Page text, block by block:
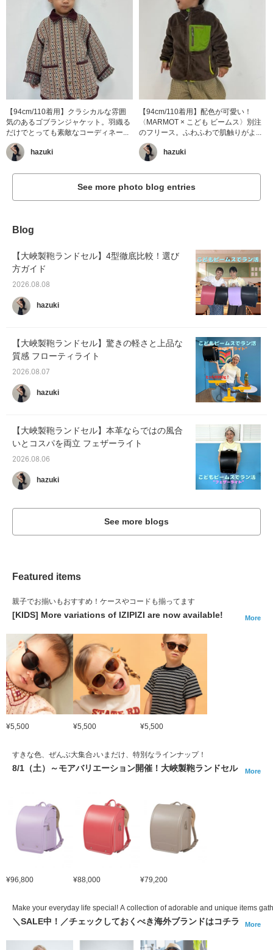
【94cm/110着用】クラシカルな雰囲
気のあるゴブランジャケット。羽織る
だけでとっても素敵なコーディネー...
hazuki
【94cm/110着用】配色が可愛い！
〈MARMOT × こども ビームス〉別注
のフリース。ふわふわで肌触りがよ...
hazuki
See more photo blog entries
Blog
【大峽製鞄ランドセル】4型徹底比較！選び
方ガイド
2026.08.08
hazuki
【大峽製鞄ランドセル】驚きの軽さと上品な
質感 フローティライト
2026.08.07
hazuki
【大峽製鞄ランドセル】本革ならではの風合
いとコスパを両立 フェザーライト
2026.08.06
hazuki
See more blogs
Featured items
親子でお揃いもおすすめ！ケースやコードも揃ってます
[KIDS] More variations of IZIPIZI are now available! More
¥5,500 ¥5,500 ¥5,500
すきな色、ぜんぶ大集合♪いまだけ、特別なラインナップ！
8/1（土）～モアバリエーション開催！大峽製鞄ランドセル More
¥96,800 ¥88,000 ¥79,200
Make your everyday life special! A collection of adorable and unique items
＼SALE中！／チェックしておくべき海外ブランドはコチラ More